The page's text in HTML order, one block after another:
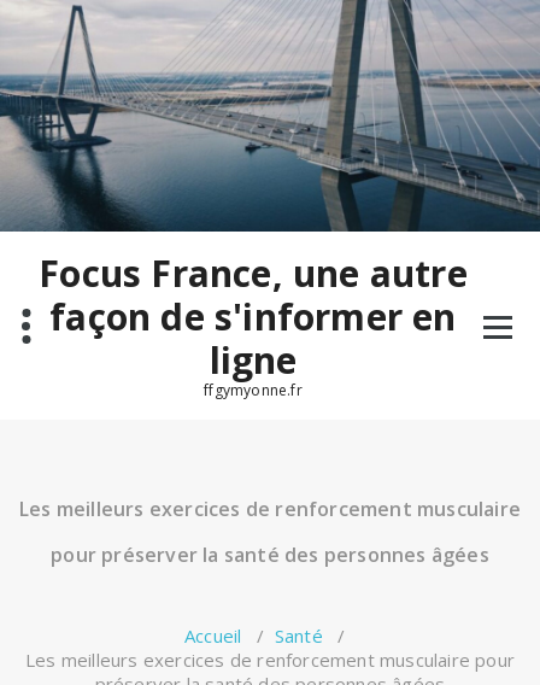
contenu
Focus France, une autre
façon de s'informer en
ligne
ffgymyonne.fr
Les meilleurs exercices de renforcement musculaire
pour préserver la santé des personnes âgées
Accueil / Santé /
Les meilleurs exercices de renforcement musculaire pour